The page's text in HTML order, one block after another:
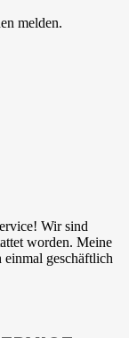
melden.
Wir sind
worden. Meine
geschäftlich